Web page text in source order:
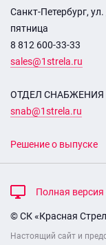
Санкт-Петербург,
пятница
8 812 600-33-33
sales@1strela.ru
ОТДЕЛ СНАБЖЕНИЯ
snab@1strela.ru
Решение о выпуске
Полная версия
© СК «Красная
Настоящий сайт и